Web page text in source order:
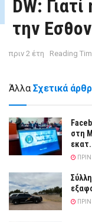
DW:
την
πριν 2 έτη Reading
Άλλα Σχετικά
στη
εκατ.